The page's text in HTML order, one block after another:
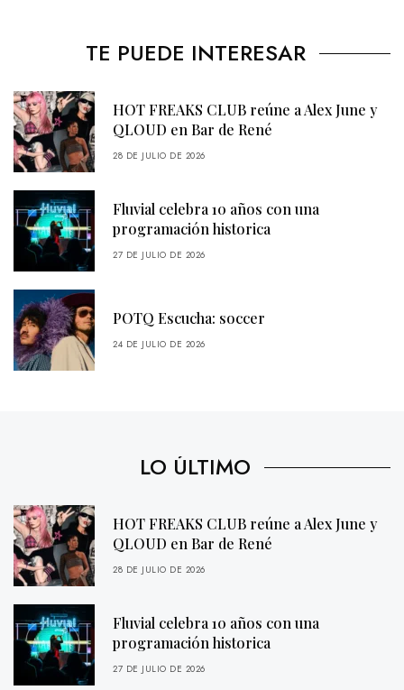
TE PUEDE INTERESAR
HOT FREAKS CLUB reúne a Alex June y
QLOUD en Bar de René
28 DE JULIO DE 2026
Fluvial celebra 10 años con una
programación historica
27 DE JULIO DE 2026
POTQ Escucha: soccer
24 DE JULIO DE 2026
LO ÚLTIMO
HOT FREAKS CLUB reúne a Alex June y
QLOUD en Bar de René
28 DE JULIO DE 2026
Fluvial celebra 10 años con una
programación historica
27 DE JULIO DE 2026